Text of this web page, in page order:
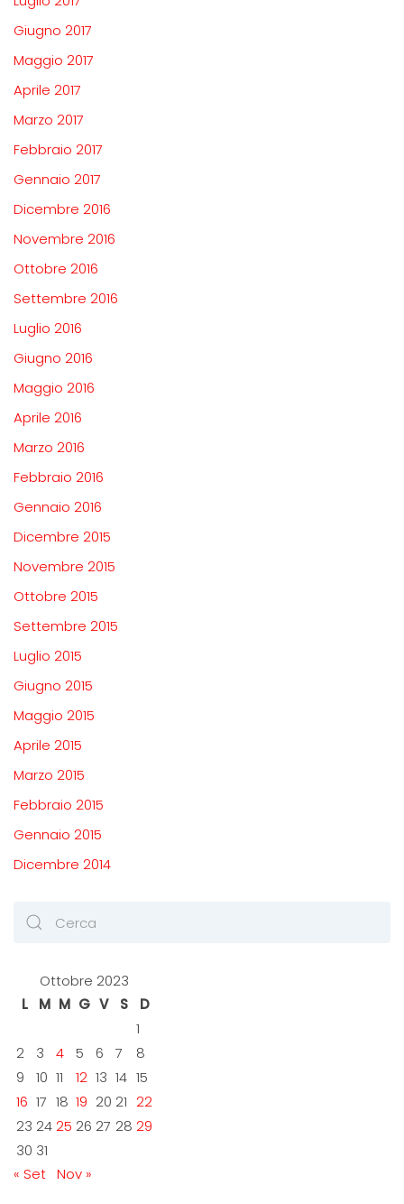
Giugno 2017
Maggio 2017
Aprile 2017
Marzo 2017
Febbraio 2017
Gennaio 2017
Dicembre 2016
Novembre 2016
Ottobre 2016
Settembre 2016
Luglio 2016
Giugno 2016
Maggio 2016
Aprile 2016
Marzo 2016
Febbraio 2016
Gennaio 2016
Dicembre 2015
Novembre 2015
Ottobre 2015
Settembre 2015
Luglio 2015
Giugno 2015
Maggio 2015
Aprile 2015
Marzo 2015
Febbraio 2015
Gennaio 2015
Dicembre 2014
Ottobre 2023
L
M M G V S
D
1
2
3 4 5 6 7
8
9
10 11 12 13 14 15
16 17 18 19 20 21 22
23 2425 26 27 28 29
30 31
« Set Nov »